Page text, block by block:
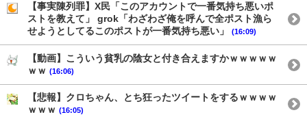
【事実陳列罪】X民「このアカウントで一番気持ち悪いポ
ストを教えて」 grok「わざわざ俺を呼んで全ポスト漁ら
せようとしてるこのポストが一番気持ち悪い」
(16:09)
【動画】こういう貧乳の陰女と付き合えますかｗｗｗｗｗ
ｗｗ (16:06)
【悲報】クロちゃん、とち狂ったツイートをするｗｗｗｗ
ｗｗｗ (16:05)